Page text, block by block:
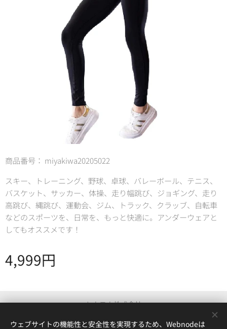
商品番号： miyakiwa20205022
スキー、トレーニング、野球、卓球、バレーボール、テニス、
バスケット、サッカー、体操、走り幅跳び、ジョギング、走り
高跳び、縄跳び、運動会、ジム、トラック、クラッブ、自転車
などのスポーツを、日常を、もっと快適に。アンダーウェアと
してもオススメです！
4,999円
トウヨウ株式会社
© 2022 TOYOU
ウェブサイトの機能性と安全性を実現するため、Webnodeは